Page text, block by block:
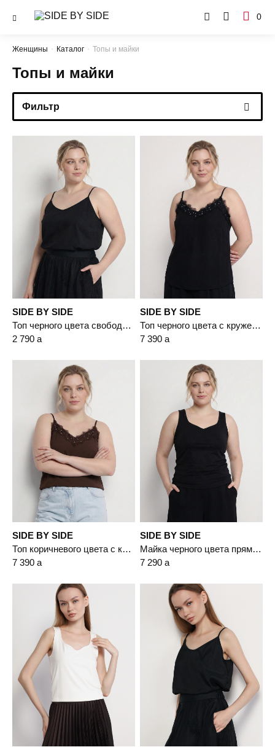
0
Женщины Каталог Топы и майки
Топы и майки
Фильтр
SIDE BY SIDE
Топ черного цвета свободного кроя
2 790 a
SIDE BY SIDE
Топ черного цвета с кружевом и цепочкой-мониль
7 390 a
SIDE BY SIDE
Топ коричневого цвета с кружевом и цепочкой-мониль
7 390 a
SIDE BY SIDE
Майка черного цвета прямого кроя
7 290 a